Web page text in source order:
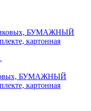
БУМАЖНЫЙ
картонная